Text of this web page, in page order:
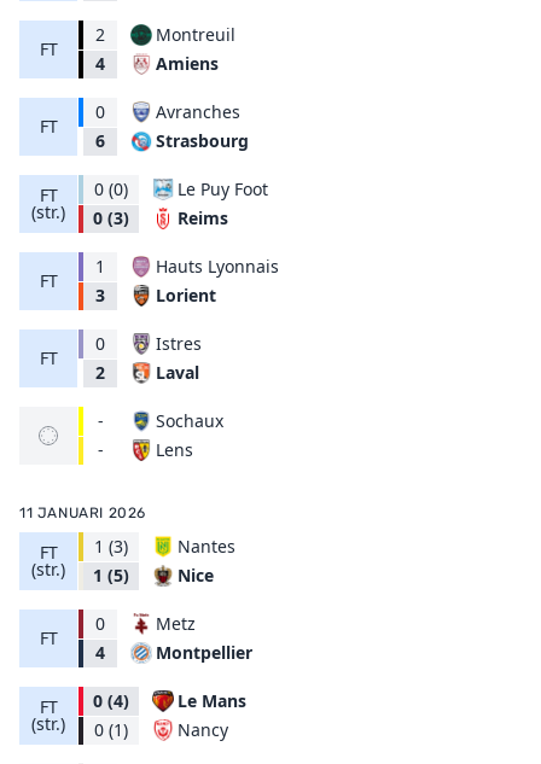
FT
2
4
Montreuil
Amiens
FT
0
6
Avranches
Strasbourg
FT
(str.)
0 (0)
0 (3)
Le Puy Foot
Reims
FT
1
3
Hauts Lyonnais
Lorient
FT
0
2
Istres
Laval
-
-
Sochaux
Lens
11 JANUARI 2026
FT
(str.)
1 (3)
1 (5)
Nantes
Nice
FT
0
4
Metz
Montpellier
FT
(str.)
0 (4)
0 (1)
Le Mans
Nancy